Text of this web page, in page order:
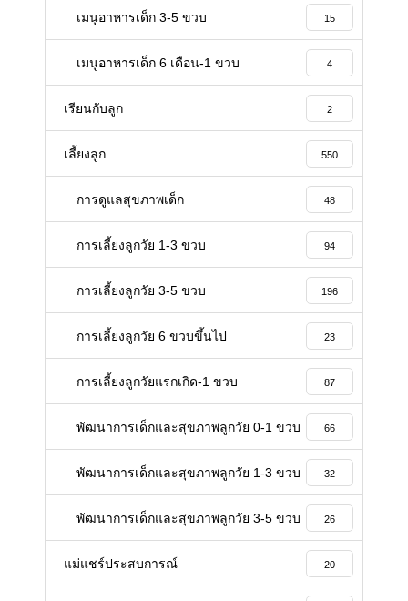
เมนูอาหารเด็ก 3-5 ขวบ 15
เมนูอาหารเด็ก 6 เดือน-1 ขวบ 4
เรียนกับลูก 2
เลี้ยงลูก 550
การดูแลสุขภาพเด็ก 48
การเลี้ยงลูกวัย 1-3 ขวบ 94
การเลี้ยงลูกวัย 3-5 ขวบ 196
การเลี้ยงลูกวัย 6 ขวบขึ้นไป 23
การเลี้ยงลูกวัยแรกเกิด-1 ขวบ 87
พัฒนาการเด็กและสุขภาพลูกวัย 0-1 ขวบ 66
พัฒนาการเด็กและสุขภาพลูกวัย 1-3 ขวบ 32
พัฒนาการเด็กและสุขภาพลูกวัย 3-5 ขวบ 26
แม่แชร์ประสบการณ์ 20